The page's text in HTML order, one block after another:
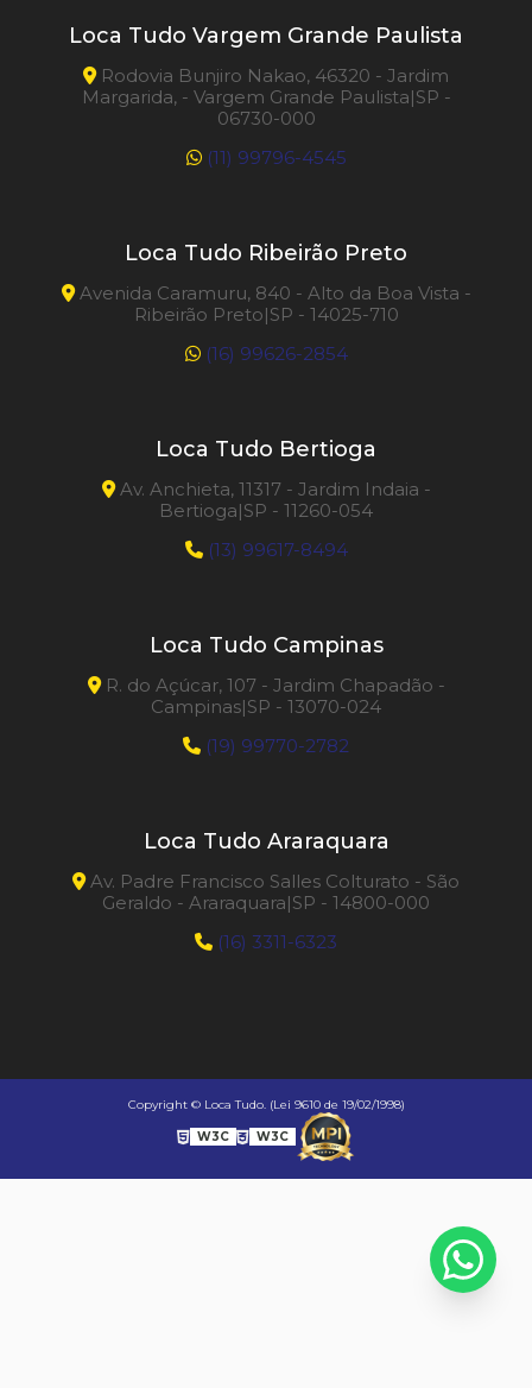
Loca Tudo Vargem Grande Paulista
Rodovia Bunjiro Nakao, 46320 - Jardim
Margarida, - Vargem Grande Paulista|SP -
06730-000
(11) 99796-4545
Loca Tudo Ribeirão Preto
Avenida Caramuru, 840 - Alto da Boa Vista -
Ribeirão Preto|SP - 14025-710
(16) 99626-2854
Loca Tudo Bertioga
Av. Anchieta, 11317 - Jardim Indaia -
Bertioga|SP - 11260-054
(13) 99617-8494
Loca Tudo Campinas
R. do Açúcar, 107 - Jardim Chapadão -
Campinas|SP - 13070-024
(19) 99770-2782
Loca Tudo Araraquara
Av. Padre Francisco Salles Colturato - São
Geraldo - Araraquara|SP - 14800-000
(16) 3311-6323
Copyright © Loca Tudo. (Lei 9610 de 19/02/1998)
W3C W3C